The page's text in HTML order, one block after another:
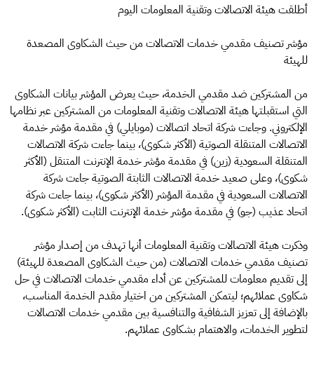
أطلقت هيئة الاتصالات وتقنية المعلومات اليوم
مؤشر تصنيف مقدمي خدمات الاتصالات من حيث الشكاوى المصعدة
للهيئة
من المشتركين ضد مقدمي الخدمة، حيث يعرض المؤشر بيانات الشكاوى
التي استقبلتها هيئة الاتصالات وتقنية المعلومات من المشتركين عبر نظامها
الإلكتروني. وجاءت شركة اتحاد اتصالات (موبايلي) في مقدمة مؤشر خدمة
الاتصالات المتنقلة الصوتية (الأكثر شكوى)، بينما جاءت شركة الاتصالات
المتنقلة السعودية (زين) في مقدمة مؤشر خدمة الإنترنت المتنقل (الأكثر
شكوى)، وعلى صعيد خدمة الاتصالات الثابتة الصوتية جاءت شركة
الاتصالات السعودية في مقدمة المؤشر (الأكثر شكوى)، بينما جاءت شركة
اتحاد عذيب (جو) في مقدمة مؤشر خدمة الإنترنت الثابت (الأكثر شكوى).
وذكرت هيئة الاتصالات وتقنية المعلومات أنها تهدف من إصدار مؤشر
تصنيف مقدمي خدمات الاتصالات (من حيث الشكاوى المصعدة للهيئة)
إلى تقديم معلومات للمشتركين عن أداء مقدمي خدمات الاتصالات في حل
شكاوى عملائهم؛ ليتمكن المشتركين من اختيار مقدم الخدمة المناسب،
بالإضافة إلى تعزيز الشفافية والتنافسية بين مقدمي خدمات الاتصالات
لتطوير الخدمات، والاهتمام بشكاوى عملائهم.